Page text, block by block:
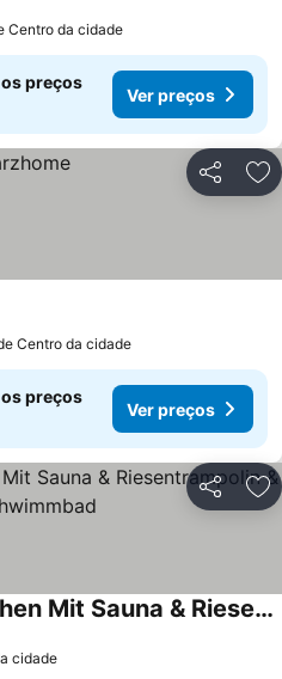
Centro da cidade
preços
Ver preços
Partilhar
Centro da cidade
preços
Ver preços
Partilhar
Chalet Am Bergflüsschen Mit Sauna & Riesentrampolin & Waldschwimmbad
cidade